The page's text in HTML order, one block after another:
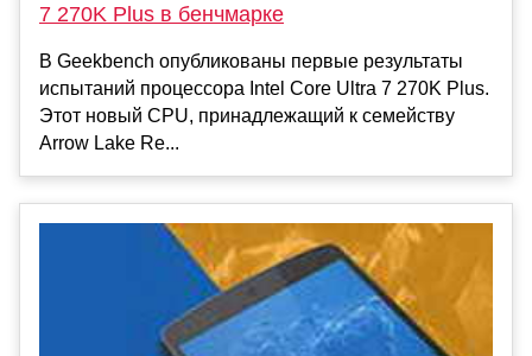
7 270K Plus в бенчмарке
В Geekbench опубликованы первые результаты
испытаний процессора Intel Core Ultra 7 270K Plus.
Этот новый CPU, принадлежащий к семейству
Arrow Lake Re...